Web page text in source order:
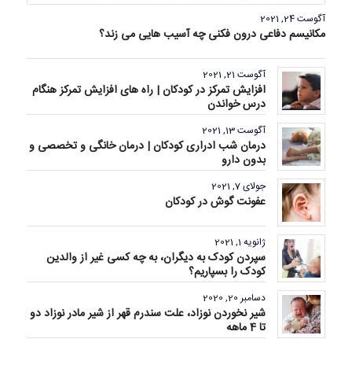
آگوست 24, 2021
مکانیسم دفاعی درون فکنی چه آسیب هایی می زند؟
آگوست 21, 2021
افزایش تمرکز در کودکان | راه های افزایش تمرکز هنگام
درس خواندن
آگوست 13, 2021
درمان شب ادراری کودکان | درمان خانگی و تخصصی و
بدون دارو
جولای 7, 2021
عفونت گوش در کودکان
ژانویه 1, 2021
سپردن کودک به دیگران، به چه کسی غیر از والدین
کودک را بسپاریم؟
دسامبر 20, 2020
شیر نخوردن نوزاد، علت سندرم قهر از شیر مادر نوزاد دو
تا 4 ماهه